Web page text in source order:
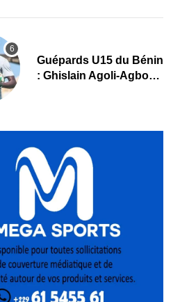
Guépards U15 du Bénin
: Ghislain Agoli-Agbo